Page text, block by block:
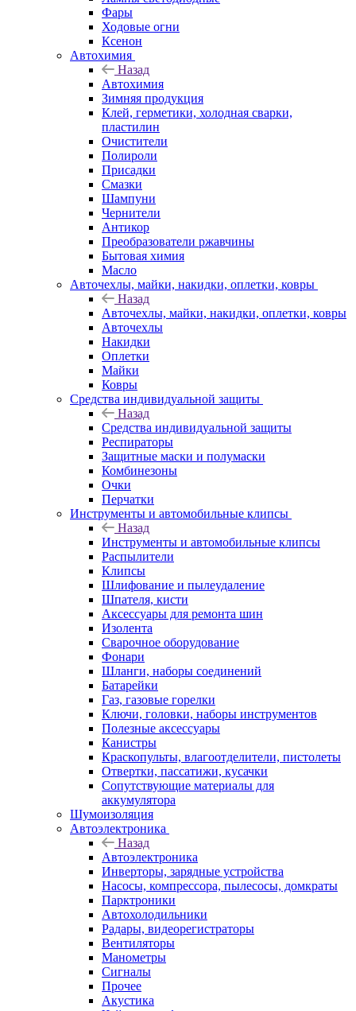
Фары
Ходовые огни
Ксенон
Автохимия
Назад
Автохимия
Зимняя продукция
Клей, герметики, холодная сварки,
пластилин
Очистители
Полироли
Присадки
Смазки
Шампуни
Чернители
Антикор
Преобразователи ржавчины
Бытовая химия
Масло
Авточехлы, майки, накидки, оплетки, ковры
Назад
Авточехлы, майки, накидки, оплетки, ковры
Авточехлы
Накидки
Оплетки
Майки
Ковры
Средства индивидуальной защиты
Назад
Средства индивидуальной защиты
Респираторы
Защитные маски и полумаски
Комбинезоны
Очки
Перчатки
Инструменты и автомобильные клипсы
Назад
Инструменты и автомобильные клипсы
Распылители
Клипсы
Шлифование и пылеудаление
Шпателя, кисти
Аксессуары для ремонта шин
Изолента
Сварочное оборудование
Фонари
Шланги, наборы соединений
Батарейки
Газ, газовые горелки
Ключи, головки, наборы инструментов
Полезные аксессуары
Канистры
Краскопульты, влагоотделители, пистолеты
Отвертки, пассатижи, кусачки
Сопутствующие материалы для
аккумулятора
Шумоизоляция
Автоэлектроника
Назад
Автоэлектроника
Инверторы, зарядные устройства
Насосы, компрессора, пылесосы, домкраты
Парктроники
Автохолодильники
Радары, видеорегистраторы
Вентиляторы
Манометры
Сигналы
Прочее
Акустика